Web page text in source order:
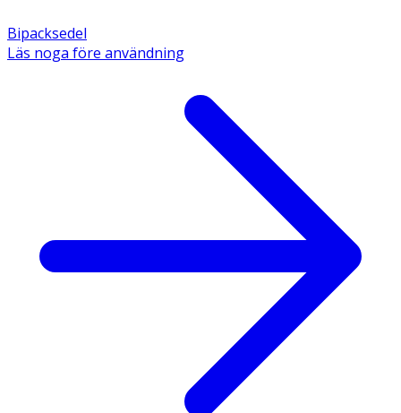
Bipacksedel
Läs noga före användning